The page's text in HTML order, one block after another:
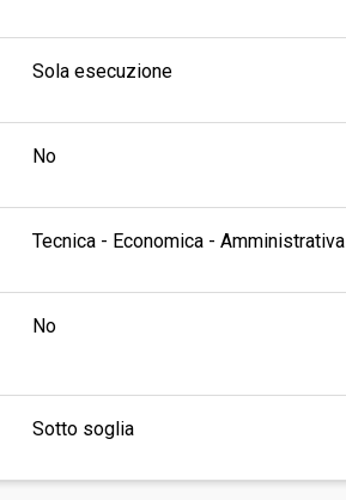
Sola esecuzione
No
Tecnica - Economica - Amministrativa
No
Sotto soglia